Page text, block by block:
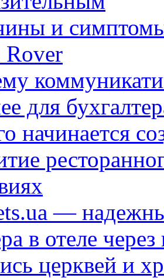
и
Rover
для
начинается
—
в отеле через
церквей и